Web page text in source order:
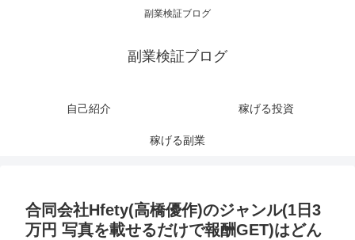
副業検証ブログ
副業検証ブログ
自己紹介 稼げる投資
稼げる副業
合同会社Hfety(高橋優作)のジャンル(1日3
万円 写真を載せるだけで報酬GET)はどん